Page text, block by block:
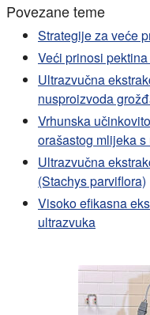
Povezane teme
Strategije za veće
Veći prinosi
Ultrazvučna
nusproizvoda
Vrhunska
orašastog mlijeka
Ultrazvučna
(Stachys parviflora)
Visoko efikasna
ultrazvuka